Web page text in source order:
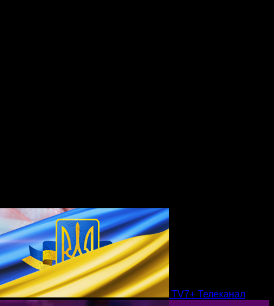
TV7+ Телеканал